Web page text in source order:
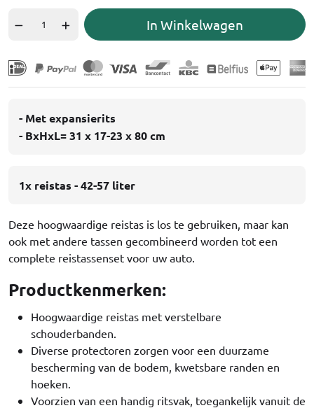
In Winkelwagen
- Met expansierits
- BxHxL= 31 x 17-23 x 80 cm
1x reistas - 42-57 liter
Deze hoogwaardige reistas is los te gebruiken, maar kan
ook met andere tassen gecombineerd worden tot een
complete reistassenset voor uw auto.
Productkenmerken:
Hoogwaardige reistas met verstelbare
schouderbanden.
Diverse protectoren zorgen voor een duurzame
bescherming van de bodem, kwetsbare randen en
hoeken.
Voorzien van een handig ritsvak, toegankelijk vanuit de